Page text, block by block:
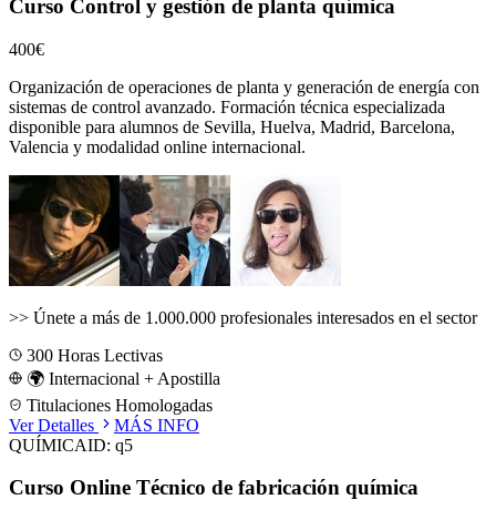
Curso Control y gestión de planta química
400€
Organización de operaciones de planta y generación de energía con
sistemas de control avanzado. Formación técnica especializada
disponible para alumnos de Sevilla, Huelva, Madrid, Barcelona,
Valencia y modalidad online internacional.
>> Únete a más de 1.000.000 profesionales interesados en el sector
300 Horas Lectivas
🌍 Internacional + Apostilla
Titulaciones Homologadas
Ver Detalles
MÁS INFO
QUÍMICAID: q5
Curso Online Técnico de fabricación química